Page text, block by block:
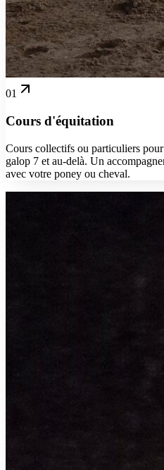
01
Cours d'équitation
Cours collectifs ou particuliers
galop 7 et au-delà. Un
avec votre poney ou cheval.